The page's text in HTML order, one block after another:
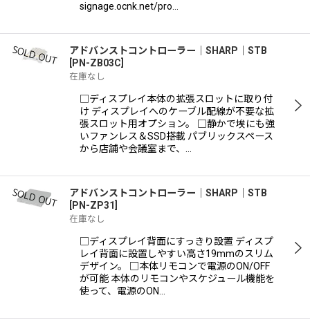
signage.ocnk.net/pro…
アドバンストコントローラー｜SHARP｜STB
PN-ZB03C
在庫なし
□ディスプレイ本体の拡張スロットに取り付
け ディスプレイへのケーブル配線が不要な拡
張スロット用オプション。 □静かで埃にも強
いファンレス＆SSD搭載 パブリックスペース
から店舗や会議室まで、…
アドバンストコントローラー｜SHARP｜STB
PN-ZP31
在庫なし
□ディスプレイ背面にすっきり設置 ディスプ
レイ背面に設置しやすい高さ19mmのスリム
デザイン。 □本体リモコンで電源のON/OFF
が可能 本体のリモコンやスケジュール機能を
使って、電源のON…